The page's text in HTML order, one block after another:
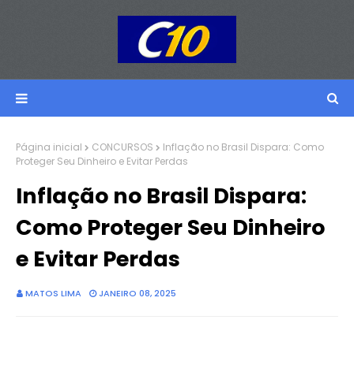
Página inicial CONCURSOS
Inflação no Brasil Dispara: Como
Proteger Seu Dinheiro e Evitar Perdas
Inflação no Brasil Dispara:
Como Proteger Seu Dinheiro
e Evitar Perdas
MATOS LIMA JANEIRO 08, 2025